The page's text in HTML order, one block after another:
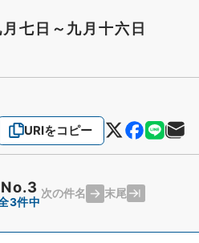
七日～九月十六日
URIをコピー
No.3
3件中
次の件名 末尾